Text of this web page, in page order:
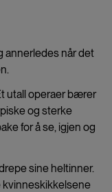
annerledes når det
utall operaer bærer
og sterke
for å se, igjen og
sine heltinner.
kvinneskikkelsene